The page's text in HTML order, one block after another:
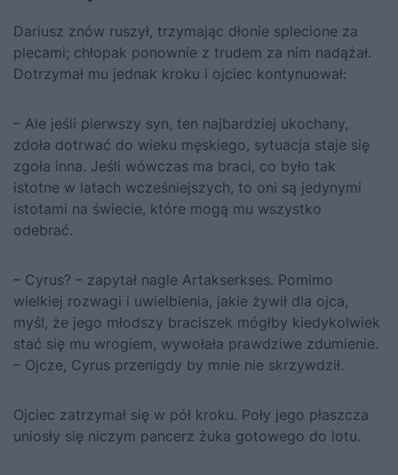
Dariusz znów ruszył, trzymając dłonie splecione za
plecami; chłopak ponownie z trudem za nim nadążał.
Dotrzymał mu jednak kroku i ojciec kontynuował:
– Ale jeśli pierwszy syn, ten najbardziej ukochany,
zdoła dotrwać do wieku męskiego, sytuacja staje się
zgoła inna. Jeśli wówczas ma braci, co było tak
istotne w latach wcześniejszych, to oni są jedynymi
istotami na świecie, które mogą mu wszystko
odebrać.
– Cyrus? – zapytał nagle Artakserkses. Pomimo
wielkiej rozwagi i uwielbienia, jakie żywił dla ojca,
myśl, że jego młodszy braciszek mógłby kiedykolwiek
stać się mu wrogiem, wywołała prawdziwe zdumienie.
– Ojcze, Cyrus przenigdy by mnie nie skrzywdził.
Ojciec zatrzymał się w pół kroku. Poły jego płaszcza
uniosły się niczym pancerz żuka gotowego do lotu.